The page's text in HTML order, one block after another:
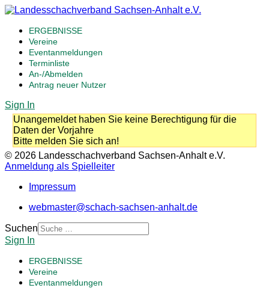
ERGEBNISSE
Vereine
Eventanmeldungen
Terminliste
An-/Abmelden
Antrag neuer Nutzer
Sign In
Unangemeldet haben Sie keine Berechtigung für die
Daten der Vorjahre
Bitte melden Sie sich an!
© 2026 Landesschachverband Sachsen-Anhalt e.V.
Anmeldung als Spielleiter
Impressum
webmaster@schach-sachsen-anhalt.de
Suchen
Sign In
ERGEBNISSE
Vereine
Eventanmeldungen